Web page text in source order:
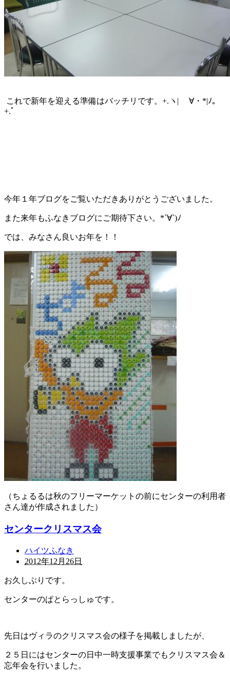
これで新年を迎える準備はバッチリです。+.ヽ| ゝ∀・*|ﾉ｡
+.ﾟ
今年１年ブログをご覧いただきありがとうございました。
また来年もふなきブログにご期待下さい。*´∀`)ﾉ
では、みなさん良いお年を！！
（ちょるるは秋のフリーマーケットの前にセンターの利用者
さん達が作成されました）
センタークリスマス会
ハイツふなき
2012年12月26日
お久しぶりです。
センターのぱとらっしゅです。
先日はヴィラのクリスマス会の様子を掲載しましたが、
２５日にはセンターの日中一時支援事業でもクリスマス会＆
忘年会を行いました。